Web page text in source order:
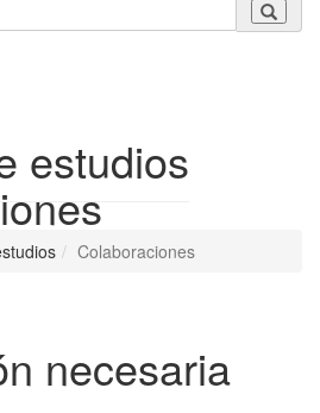
estudios
Colaboraciones
necesaria